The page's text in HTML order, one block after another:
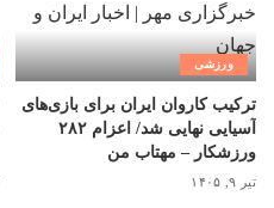
ورزشی
ترکیب کاروان ایران برای بازی‌های
آسیایی نهایی شد/ اعزام ۲۸۲
ورزشکار – مهتاب من
تیر ۹, ۱۴۰۵